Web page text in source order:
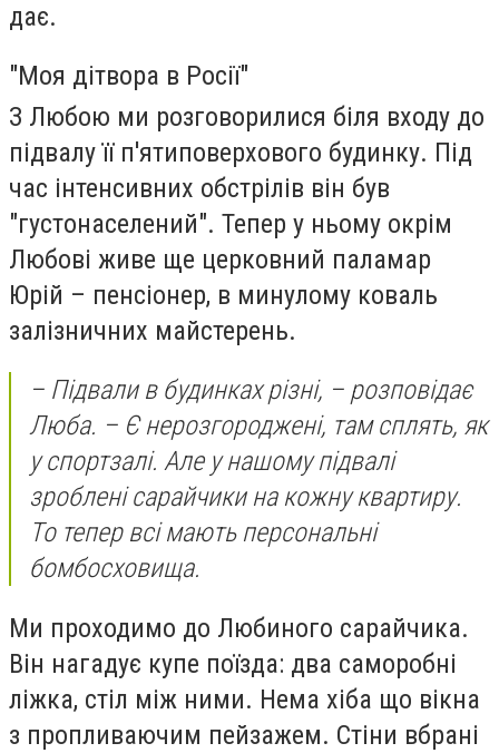
дає.
"Моя дітвора в Росії"
З Любою ми розговорилися біля входу до
підвалу її п'ятиповерхового будинку. Під
час інтенсивних обстрілів він був
"густонаселений". Тепер у ньому окрім
Любові живе ще церковний паламар
Юрій – пенсіонер, в минулому коваль
залізничних майстерень.
– Підвали в будинках різні, – розповідає
Люба. – Є нерозгороджені, там сплять, як
у спортзалі. Але у нашому підвалі
зроблені сарайчики на кожну квартиру.
То тепер всі мають персональні
бомбосховища.
Ми проходимо до Любиного сарайчика.
Він нагадує купе поїзда: два саморобні
ліжка, стіл між ними. Нема хіба що вікна
з пропливаючим пейзажем. Стіни вбрані